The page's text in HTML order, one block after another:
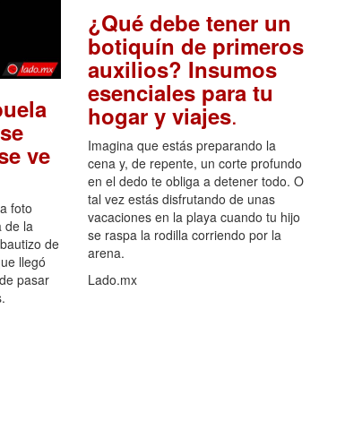
ve
foto
de la
de
llegó
pasar
¿Qué debe tener un
botiquín de primeros
auxilios? Insumos
esenciales para tu
hogar y viajes.
Imagina que estás preparando la
cena y, de repente, un corte profundo
en el dedo te obliga a detener todo. O
tal vez estás disfrutando de unas
vacaciones en la playa cuando tu hijo
se raspa la rodilla corriendo por la
arena.
Lado.mx